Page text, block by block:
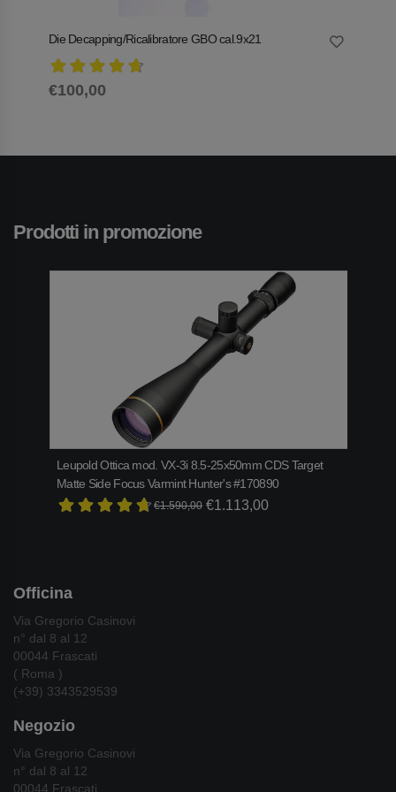
Die Decapping/Ricalibratore GBO cal.9x21
€100,00
Prodotti in promozione
Leupold Ottica mod. VX-3i 8.5-25x50mm CDS Target
Matte Side Focus Varmint Hunter's #170890
€1.113,00
€1.590,00
Officina
Via Gregorio Casinovi
n° dal 8 al 12
00044 Frascati
( Roma )
(+39) 3343529539
Negozio
Via Gregorio Casinovi
n° dal 8 al 12
00044 Frascati